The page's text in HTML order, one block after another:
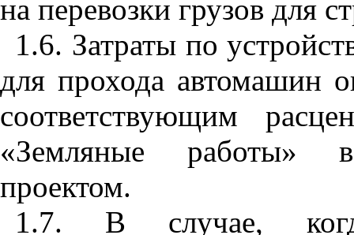
на перевозки грузов для
1.6. Затраты по
для прохода автомашин
соответствующим
«Земляные работы» в
проектом.
1.7. В случае,